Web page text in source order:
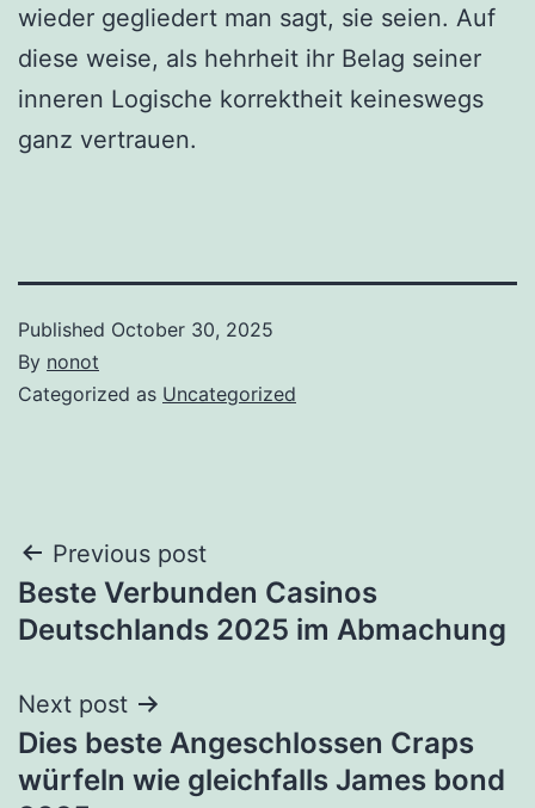
wieder gegliedert man sagt, sie seien. Auf
diese weise, als hehrheit ihr Belag seiner
inneren Logische korrektheit keineswegs
ganz vertrauen.
Published October 30, 2025
By nonot
Categorized as Uncategorized
Previous post
Beste Verbunden Casinos
Deutschlands 2025 im Abmachung
Next post
Dies beste Angeschlossen Craps
würfeln wie gleichfalls James bond